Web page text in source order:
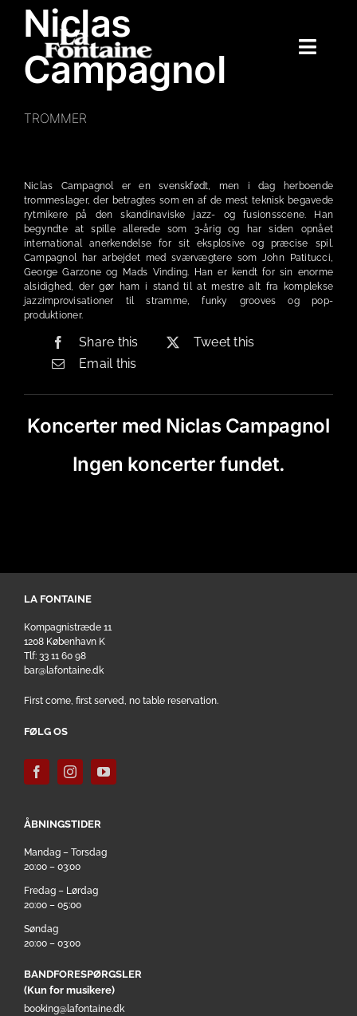
content
Toggle
Poetry Club
Om
Niclas
Campagnol
TROMMER
Niclas Campagnol er en svenskfødt, men i dag herboende
trommeslager, der betragtes som en af de mest teknisk begavede
rytmikere på den skandinaviske jazz- og fusionsscene. Han
begyndte at spille allerede som 3-årig og har siden opnået
international anerkendelse for sit eksplosive og præcise spil.
Campagnol har arbejdet med sværvægtere som John Patitucci,
George Garzone og Mads Vinding. Han er kendt for sin enorme
alsidighed, der gør ham i stand til at mestre alt fra komplekse
jazzimprovisationer til stramme, funky grooves og pop-
produktioner.
Share this
Tweet this
Email this
Koncerter med Niclas Campagnol
Ingen koncerter fundet.
LA FONTAINE
Kompagnistræde 11
1208 København K
Tlf: 33 11 60 98
bar@lafontaine.dk
First come, first served, no table reservation.
FØLG OS
ÅBNINGSTIDER
Mandag – Torsdag
20:00 – 03:00
Fredag – Lørdag
20:00 – 05:00
Søndag
20:00 – 03:00
BANDFORESPØRGSLER
(Kun for musikere)
booking@lafontaine.dk